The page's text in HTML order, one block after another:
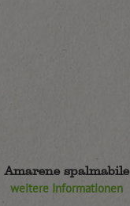
Amarene spalmabile
weitere Informationen